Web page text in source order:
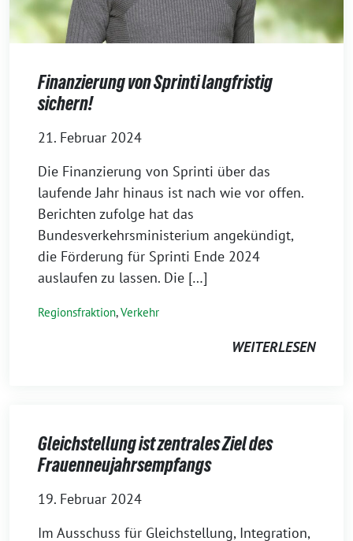
Finanzierung von Sprinti langfristig
sichern!
21. Februar 2024
Die Finanzierung von Sprinti über das
laufende Jahr hinaus ist nach wie vor offen.
Berichten zufolge hat das
Bundesverkehrsministerium angekündigt,
die Förderung für Sprinti Ende 2024
auslaufen zu lassen. Die […]
Regionsfraktion,Verkehr
WEITERLESEN
Gleichstellung ist zentrales Ziel des
Frauenneujahrsempfangs
19. Februar 2024
Im Ausschuss für Gleichstellung, Integration,